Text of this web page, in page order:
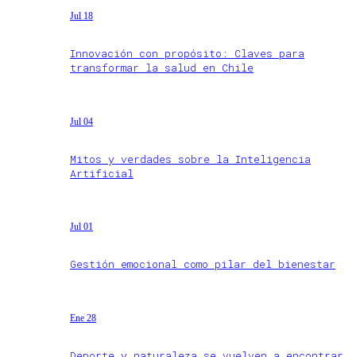
Jul 18
Innovación con propósito: Claves para
transformar la salud en Chile
Jul 04
Mitos y verdades sobre la Inteligencia
Artificial
Jul 01
Gestión emocional como pilar del bienestar
Ene 28